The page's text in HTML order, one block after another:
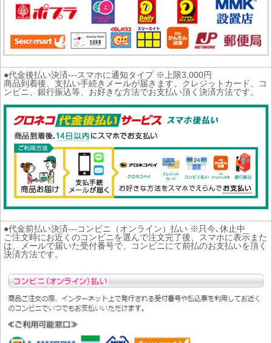
●代金後払い決済---スマホに通知タイプ ※上限3,000円
商品到着後、支払い手続きメールが届きます。クレジットカード、コ
ンビニ、銀行振込等、お好きな方法でお支払い頂く決済方法です。
●代金前払い決済---コンビニ（オンライン）払い ※只今､休止中
ご注文時にお近くのコンビニを選んで注文完了後、スマホに表示また
は、メールで届いた受付番号で、コンビニにて前払のお支払いを頂く
決済方法です。